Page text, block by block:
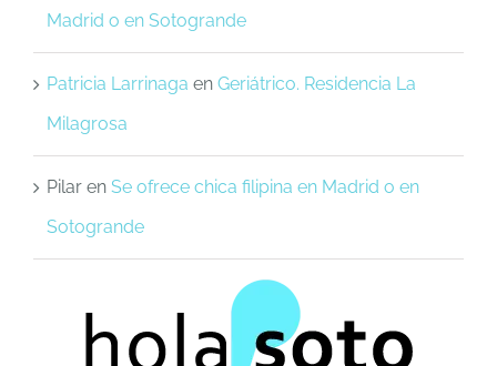
Madrid o en Sotogrande
Patricia Larrinaga en Geriátrico. Residencia La
Milagrosa
Pilar en Se ofrece chica filipina en Madrid o en
Sotogrande